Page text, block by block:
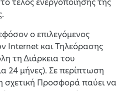
ο επιλεγόμενος
Internet και Τηλεόρασης
τη Διάρκεια του
24 μήνες). Σε περίπτωση
σχετική Προσφορά παύει να